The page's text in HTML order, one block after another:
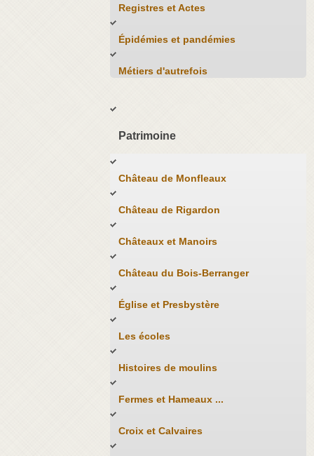
Registres et Actes
Épidémies et pandémies
Métiers d'autrefois
Patrimoine
Château de Monfleaux
Château de Rigardon
Châteaux et Manoirs
Château du Bois-Berranger
Église et Presbystère
Les écoles
Histoires de moulins
Fermes et Hameaux ...
Croix et Calvaires